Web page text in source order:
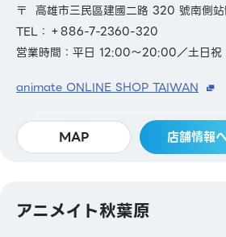
〒 高雄市三民區建國二路 320 號南側站
TEL：＋886-7-2360-320
営業時間：平日 12:00～20:00／土日
animate ONLINE SHOP TAIWAN
MAP 店舗情報
アニメイト秋葉原